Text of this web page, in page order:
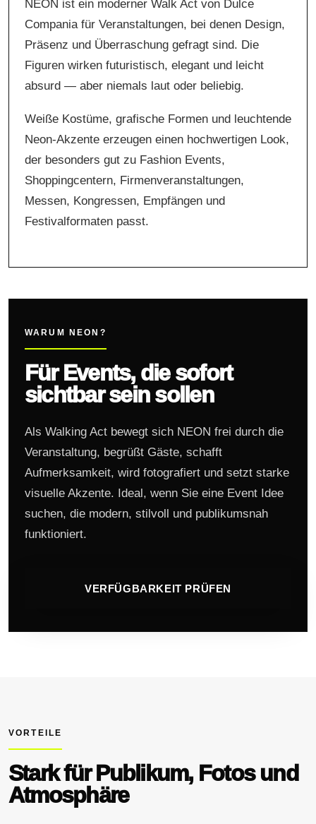
NEON ist ein moderner Walk Act von Dulce
Compania für Veranstaltungen, bei denen Design,
Präsenz und Überraschung gefragt sind. Die
Figuren wirken futuristisch, elegant und leicht
absurd — aber niemals laut oder beliebig.
Weiße Kostüme, grafische Formen und leuchtende
Neon-Akzente erzeugen einen hochwertigen Look,
der besonders gut zu Fashion Events,
Shoppingcentern, Firmenveranstaltungen,
Messen, Kongressen, Empfängen und
Festivalformaten passt.
WARUM NEON?
Für Events, die sofort
sichtbar sein sollen
Als Walking Act bewegt sich NEON frei durch die
Veranstaltung, begrüßt Gäste, schafft
Aufmerksamkeit, wird fotografiert und setzt starke
visuelle Akzente. Ideal, wenn Sie eine Event Idee
suchen, die modern, stilvoll und publikumsnah
funktioniert.
VERFÜGBARKEIT PRÜFEN
VORTEILE
Stark für Publikum, Fotos und
Atmosphäre